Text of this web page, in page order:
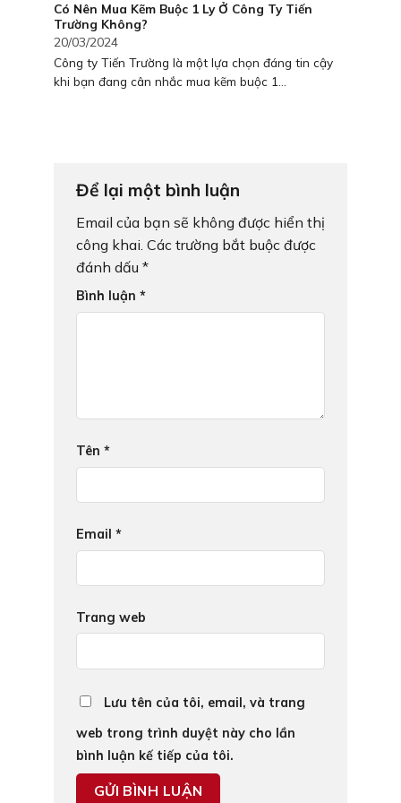
Có Nên Mua Kẽm Buộc 1 Ly Ở Công Ty Tiến
Trường Không?
20/03/2024
Công ty Tiến Trường là một lựa chọn đáng tin cậy
khi bạn đang cân nhắc mua kẽm buộc 1...
Để lại một bình luận
Email của bạn sẽ không được hiển thị
công khai. Các trường bắt buộc được
đánh dấu *
Bình luận *
Tên *
Email *
Trang web
Lưu tên của tôi, email, và trang
web trong trình duyệt này cho lần
bình luận kế tiếp của tôi.